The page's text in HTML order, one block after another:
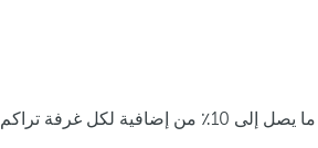
ما يصل إلى 10٪ من إضافية لكل غرفة تراكم